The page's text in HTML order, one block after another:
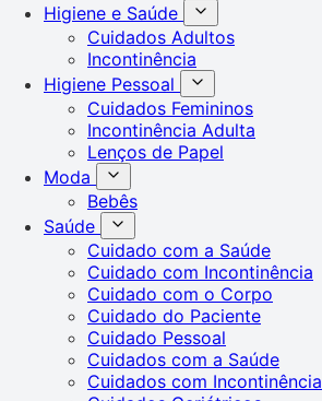
Higiene e Saúde
Cuidados Adultos
Incontinência
Higiene Pessoal
Cuidados Femininos
Incontinência Adulta
Lenços de Papel
Moda
Bebês
Saúde
Cuidado com a Saúde
Cuidado com Incontinência
Cuidado com o Corpo
Cuidado do Paciente
Cuidado Pessoal
Cuidados com a Saúde
Cuidados com Incontinência